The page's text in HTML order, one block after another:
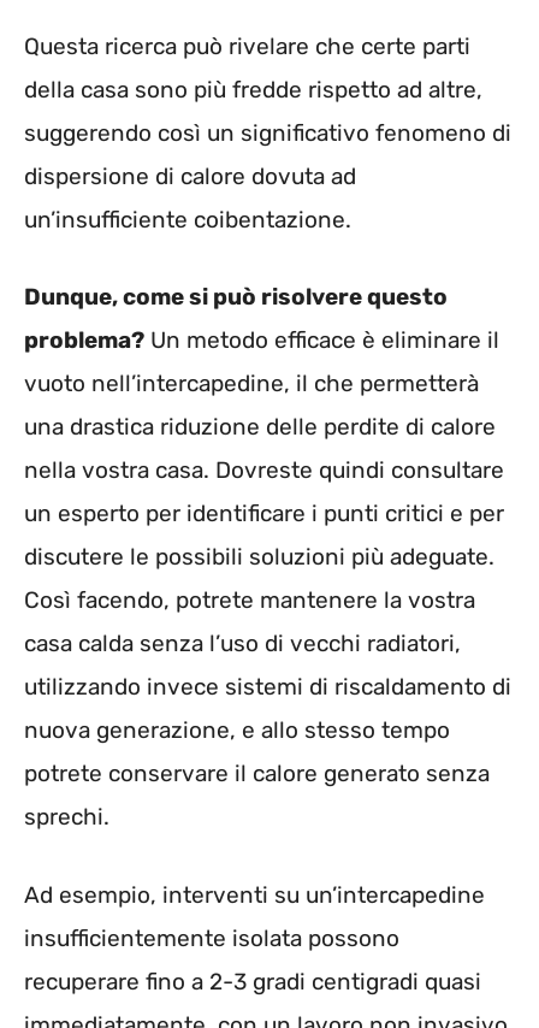
Questa ricerca può rivelare che certe parti
della casa sono più fredde rispetto ad altre,
suggerendo così un significativo fenomeno di
dispersione di calore dovuta ad
un’insufficiente coibentazione.
Dunque, come si può risolvere questo
problema? Un metodo efficace è eliminare il
vuoto nell’intercapedine, il che permetterà
una drastica riduzione delle perdite di calore
nella vostra casa. Dovreste quindi consultare
un esperto per identificare i punti critici e per
discutere le possibili soluzioni più adeguate.
Così facendo, potrete mantenere la vostra
casa calda senza l’uso di vecchi radiatori,
utilizzando invece sistemi di riscaldamento di
nuova generazione, e allo stesso tempo
potrete conservare il calore generato senza
sprechi.
Ad esempio, interventi su un’intercapedine
insufficientemente isolata possono
recuperare fino a 2-3 gradi centigradi quasi